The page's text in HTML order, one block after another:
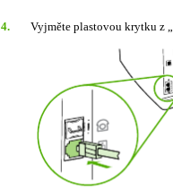
4. Vyjměte plastovou krytku z